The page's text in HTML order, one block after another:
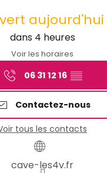
aujourd'hui
dans 4 heures
Voir les horaires
06 31 12 16 ▒▒
Contactez-nous
tous les contacts
cave-les4v.fr